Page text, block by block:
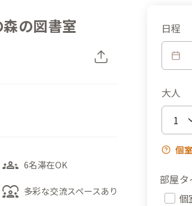
の図書室
groups_3 6名滞在OK
diversity_1 多彩な交流スペースあり
日程
大人
個
部屋タ
個